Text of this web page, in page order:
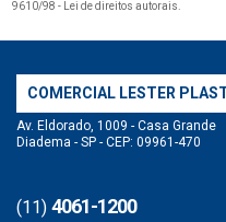
9610/98 - Lei de direitos autorais
COMERCIAL LESTER
Av. Eldorado, 1009 - Casa Grande
Diadema - SP - CEP: 09961-470
(11) 4061-1200